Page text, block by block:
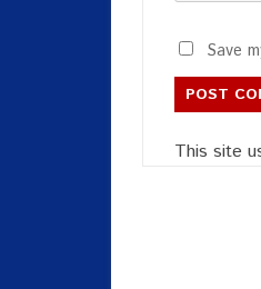
Save
This site